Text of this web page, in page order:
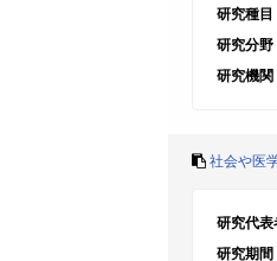
研究種目
研究分野
研究機関
社会や医
研究代表
研究期間